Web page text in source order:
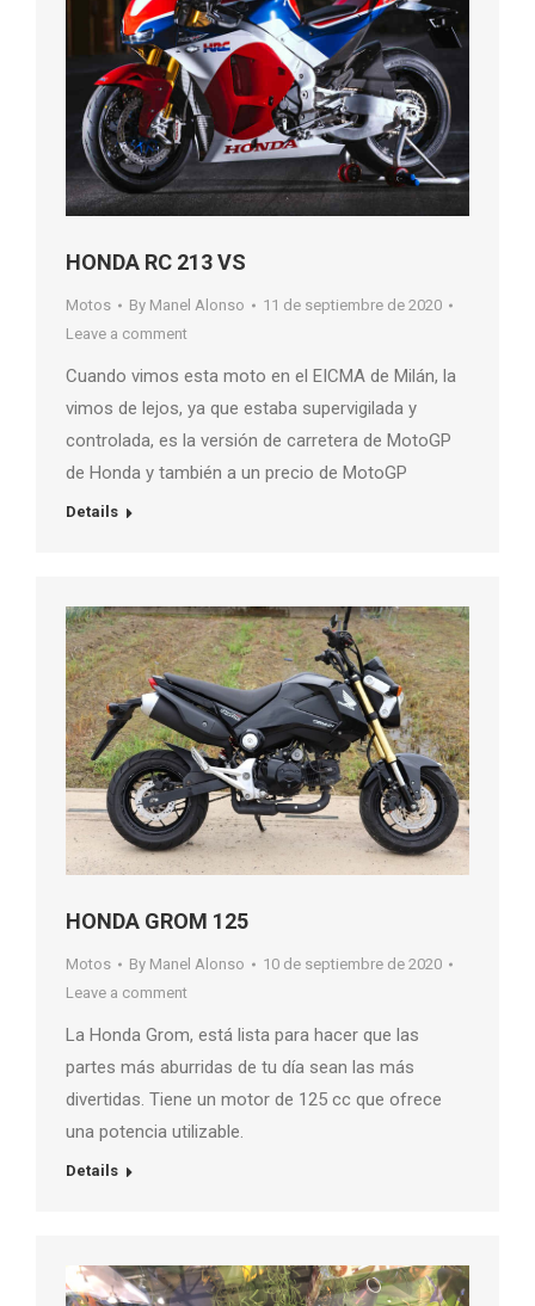
HONDA RC 213 VS
Motos By Manel Alonso
11 de septiembre de 2020
Leave a comment
Cuando vimos esta moto en el EICMA de Milán, la
vimos de lejos, ya que estaba supervigilada y
controlada, es la versión de carretera de MotoGP
de Honda y también a un precio de MotoGP
Details
HONDA GROM 125
Motos By Manel Alonso
10 de septiembre de 2020
Leave a comment
La Honda Grom, está lista para hacer que las
partes más aburridas de tu día sean las más
divertidas. Tiene un motor de 125 cc que ofrece
una potencia utilizable.
Details